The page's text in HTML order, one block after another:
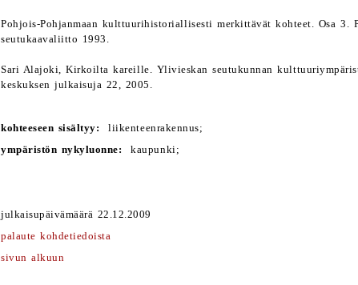
Pohjois-Pohjanmaan kulttuurihistoriallisesti merkittävät kohteet. Osa 3.
seutukaavaliitto 1993.
Sari Alajoki, Kirkoilta kareille. Ylivieskan seutukunnan
keskuksen julkaisuja 22, 2005.
kohteeseen sisältyy: liikenteenrakennus;
ympäristön nykyluonne: kaupunki;
julkaisupäivämäärä 22.12.2009
palaute kohdetiedoista
sivun alkuun